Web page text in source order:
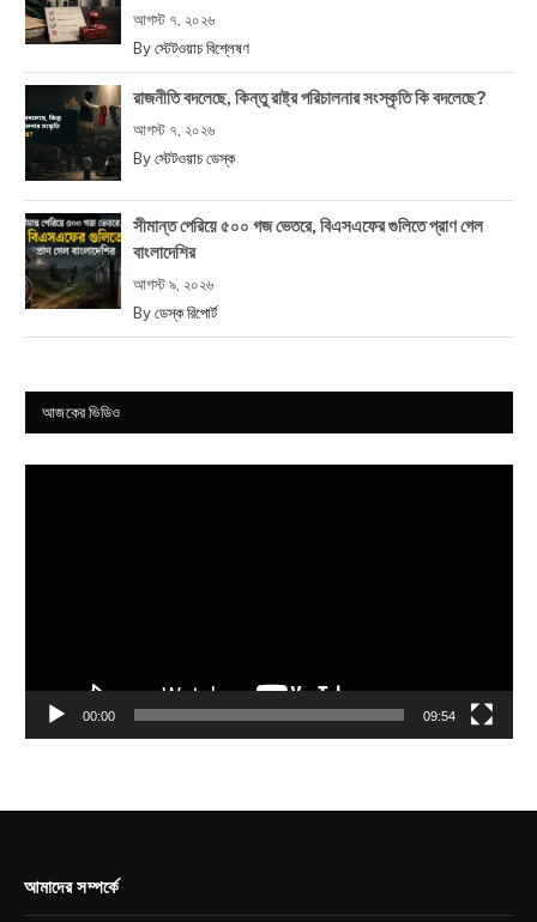
আগস্ট ৭, ২০২৬
By স্টেটওয়াচ বিশ্লেষণ
রাজনীতি বদলেছে, কিন্তু রাষ্ট্র পরিচালনার সংস্কৃতি কি বদলেছে?
আগস্ট ৭, ২০২৬
By স্টেটওয়াচ ডেস্ক
সীমান্ত পেরিয়ে ৫০০ গজ ভেতরে, বিএসএফের গুলিতে প্রাণ গেল
বাংলাদেশির
আগস্ট ৯, ২০২৬
By ডেস্ক রিপোর্ট
আজকের ভিডিও
00:00 09:54
আমাদের সম্পর্কে